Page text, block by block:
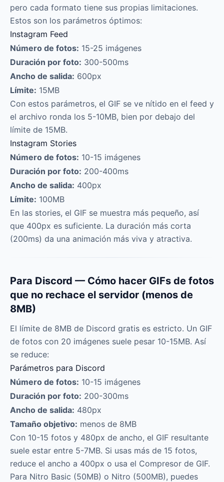
pero cada formato tiene sus propias limitaciones.
Estos son los parámetros óptimos:
Instagram Feed
Número de fotos: 15-25 imágenes
Duración por foto: 300-500ms
Ancho de salida: 600px
Límite: 15MB
Con estos parámetros, el GIF se ve nítido en el feed y
el archivo ronda los 5-10MB, bien por debajo del
límite de 15MB.
Instagram Stories
Número de fotos: 10-15 imágenes
Duración por foto: 200-400ms
Ancho de salida: 400px
Límite: 100MB
En las stories, el GIF se muestra más pequeño, así
que 400px es suficiente. La duración más corta
(200ms) da una animación más viva y atractiva.
Para Discord — Cómo hacer GIFs de fotos
que no rechace el servidor (menos de
8MB)
El límite de 8MB de Discord gratis es estricto. Un GIF
de fotos con 20 imágenes suele pesar 10-15MB. Así
se reduce:
Parámetros para Discord
Número de fotos: 10-15 imágenes
Duración por foto: 200-300ms
Ancho de salida: 480px
Tamaño objetivo: menos de 8MB
Con 10-15 fotos y 480px de ancho, el GIF resultante
suele estar entre 5-7MB. Si usas más de 15 fotos,
reduce el ancho a 400px o usa el Compresor de GIF.
Para Nitro Basic (50MB) o Nitro (500MB), puedes